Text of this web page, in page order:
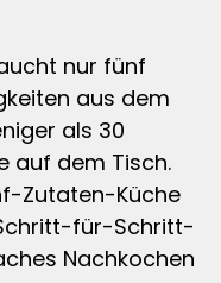
nur fünf
aus dem
als 30
auf dem Tisch.
Zutaten-Küche
für-Schritt-
Nachkochen